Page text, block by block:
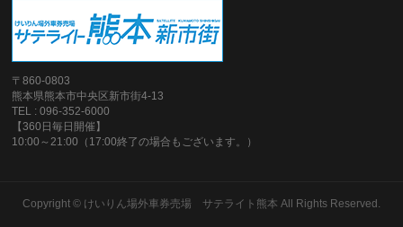
〒860-0803
熊本県熊本市中央区新市街4-13
TEL : 096-352-6000
【360日毎日開催】
10:00～21:00（17:00終了の場合もございます。）
Copyright © けいりん場外車券売場 サテライト熊本 All Rights Reserved.